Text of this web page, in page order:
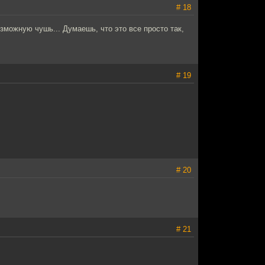
# 18
чушь... Думаешь, что это все просто так,
# 19
# 20
# 21